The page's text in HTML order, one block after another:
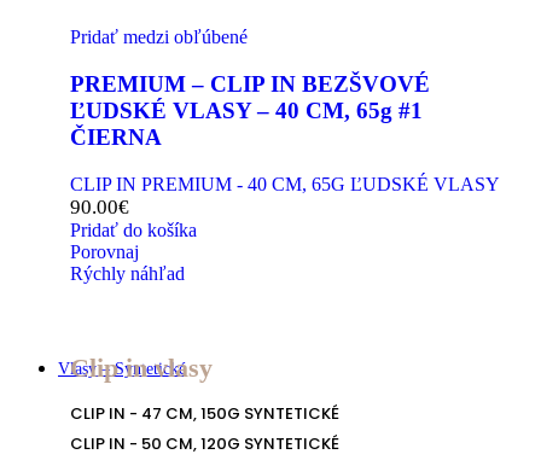
Pridať medzi obľúbené
PREMIUM – CLIP IN BEZŠVOVÉ
ĽUDSKÉ VLASY – 40 CM, 65g #1
ČIERNA
CLIP IN PREMIUM - 40 CM, 65G ĽUDSKÉ VLASY
90.00€
Pridať do košíka
Porovnaj
Rýchly náhľad
Vlasy – Syntetické
Clip in vlasy
CLIP IN - 47 CM, 150G SYNTETICKÉ
CLIP IN - 50 CM, 120G SYNTETICKÉ